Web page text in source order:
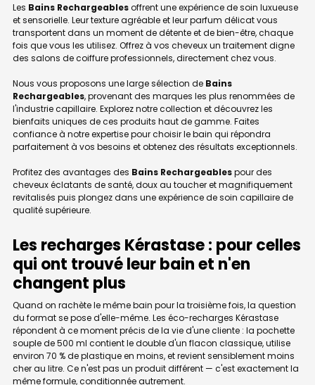
Les Bains Rechargeablesoffrent une expérience de soin luxueuse
et sensorielle. Leur texture agréable et leur parfum délicat vous
transportent dans un moment de détente et de bien-être, chaque
fois que vous les utilisez. Offrez à vos cheveux un traitement digne
des salons de coiffure professionnels, directement chez vous.
Nous vous proposons une large sélection de Bains
Rechargeables, provenant des marques les plus renommées de
l'industrie capillaire. Explorez notre collection et découvrez les
bienfaits uniques de ces produits haut de gamme. Faites
confiance à notre expertise pour choisir le bain qui répondra
parfaitement à vos besoins et obtenez des résultats exceptionnels.
Profitez des avantages des Bains Rechargeablespour des
cheveux éclatants de santé, doux au toucher et magnifiquement
revitalisés puis plongez dans une expérience de soin capillaire de
qualité supérieure.
Les recharges Kérastase : pour celles
qui ont trouvé leur bain et n'en
changent plus
Quand on rachète le même bain pour la troisième fois, la question
du format se pose d'elle-même. Les éco-recharges Kérastase
répondent à ce moment précis de la vie d'une cliente : la pochette
souple de 500 ml contient le double d'un flacon classique, utilise
environ 70 % de plastique en moins, et revient sensiblement moins
cher au litre. Ce n'est pas un produit différent — c'est exactement la
même formule, conditionnée autrement.